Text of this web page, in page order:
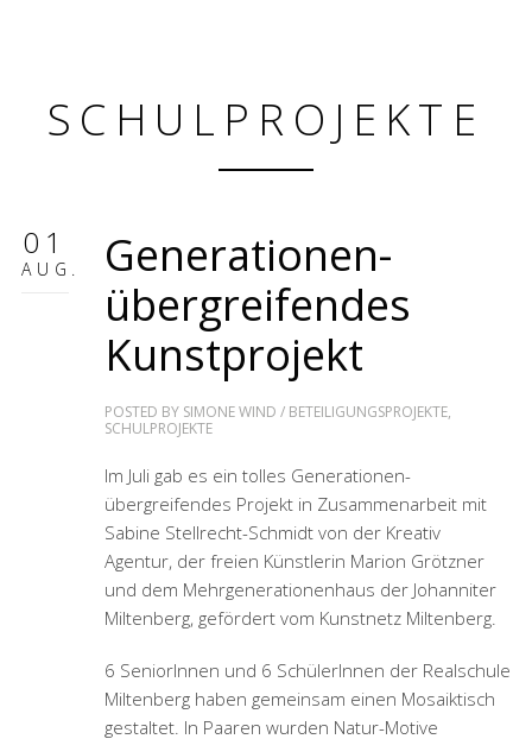
SCHULPROJEKTE
01
AUG.
Generationen-
übergreifendes
Kunstprojekt
POSTED BY SIMONE WIND / BETEILIGUNGSPROJEKTE,
SCHULPROJEKTE
Im Juli gab es ein tolles Generationen-
übergreifendes Projekt in Zusammenarbeit mit
Sabine Stellrecht-Schmidt von der Kreativ
Agentur, der freien Künstlerin Marion Grötzner
und dem Mehrgenerationenhaus der Johanniter
Miltenberg, gefördert vom Kunstnetz Miltenberg.
6 SeniorInnen und 6 SchülerInnen der Realschule
Miltenberg haben gemeinsam einen Mosaiktisch
gestaltet. In Paaren wurden Natur-Motive